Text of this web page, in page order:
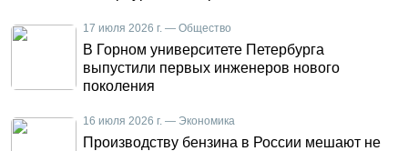
17 июля 2026 г. — Общество
В Горном университете Петербурга
выпустили первых инженеров нового
поколения
16 июля 2026 г. — Экономика
Производству бензина в России мешают не